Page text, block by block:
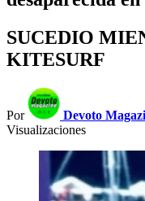
SUCEDIO
KITESURF
Por Devoto
Visualizaciones